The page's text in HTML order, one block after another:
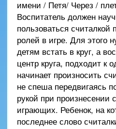
имени / Петя/ Через /
Воспитатель должен
пользоваться считалкой
ролей в игре. Для этого
детям встать в круг, а
центр круга, подходит к
начинает произносить
не спеша передвигаясь
рукой при произнесении
играющих. Ребенок, на
последнее слово